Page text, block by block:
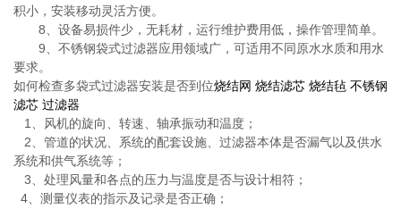
积小，安装移动灵活方便。
8 、设备易损件少，无耗材，运行维护费用低，操作管理简单。
9 、不锈钢袋式过滤器应用领域广，可适用不同原水水质和用水
要求。
如何检查多袋式过滤器安装是否到位烧结网 烧结滤芯 烧结毡 不锈钢
滤芯 过滤器
1
、风机的旋向、转速、轴承振动和温度；
2 、管道的状况、系统的配套设施、过滤器本体是否漏气以及供水
系统和供气系统等；
3 、处理风量和各点的压力与温度是否与设计相符；
4 、测量仪表的指示及记录是否正确；